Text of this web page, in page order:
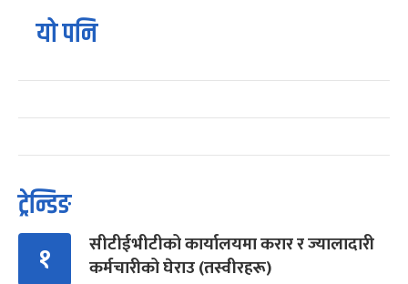
यो पनि
ट्रेन्डिङ
१
सीटीईभीटीको कार्यालयमा करार र ज्यालादारी
कर्मचारीको घेराउ (तस्वीरहरू)